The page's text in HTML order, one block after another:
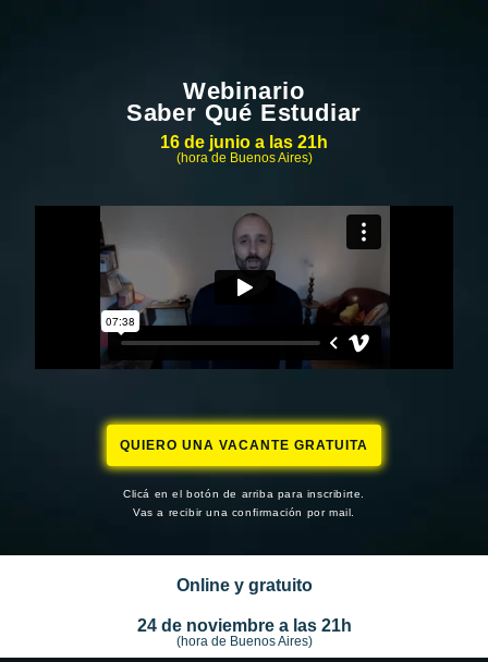
Webinario
Saber Qué Estudiar
16 de junio a las 21h
(hora de Buenos Aires)
QUIERO UNA VACANTE GRATUITA
Clicá en el botón de arriba para inscribirte.
Vas a recibir una confirmación por mail.
Online y gratuito
24 de noviembre a las 21h
(hora de Buenos Aires)